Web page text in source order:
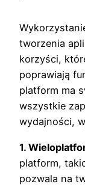
tworzenia
korzyści,
poprawiają
platform ma
wszystkie
wydajności,
1.
platform,
pozwala na